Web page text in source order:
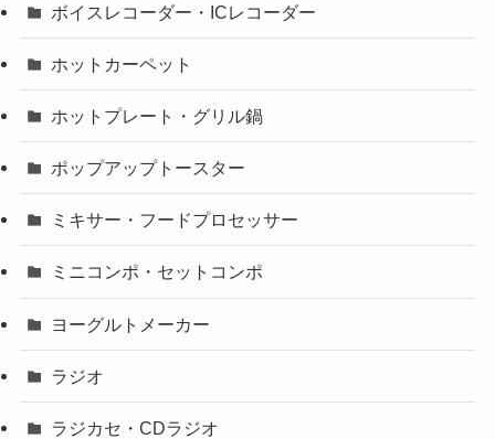
ボイスレコーダー・ICレコーダー
ホットカーペット
ホットプレート・グリル鍋
ポップアップトースター
ミキサー・フードプロセッサー
ミニコンポ・セットコンポ
ヨーグルトメーカー
ラジオ
ラジカセ・CDラジオ